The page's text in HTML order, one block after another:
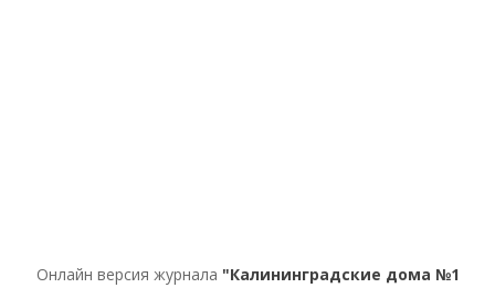
Онлайн версия журнала "Калининградские дома №1